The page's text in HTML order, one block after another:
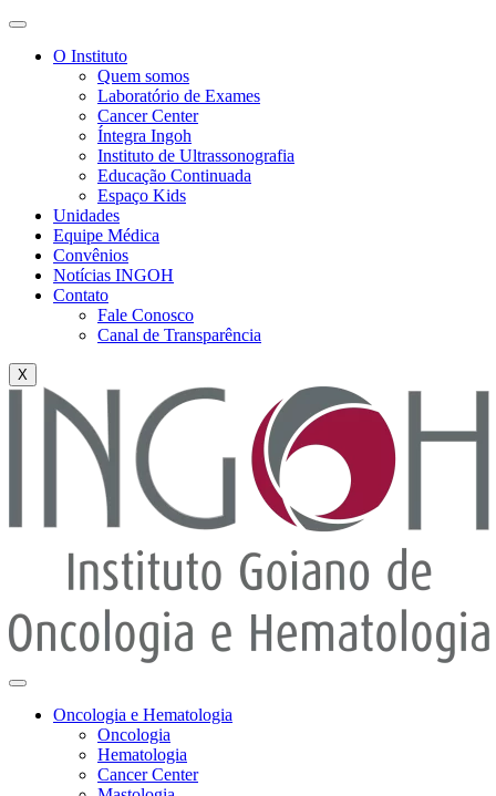
O Instituto
Quem somos
Laboratório de Exames
Cancer Center
Íntegra Ingoh
Instituto de Ultrassonografia
Educação Continuada
Espaço Kids
Unidades
Equipe Médica
Convênios
Notícias INGOH
Contato
Fale Conosco
Canal de Transparência
X
Oncologia e Hematologia
Oncologia
Hematologia
Cancer Center